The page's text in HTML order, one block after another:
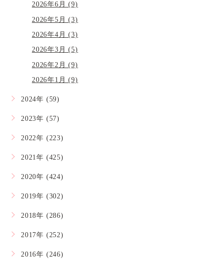
2026年6月 (9)
2026年5月 (3)
2026年4月 (3)
2026年3月 (5)
2026年2月 (9)
2026年1月 (9)
2024年 (59)
2023年 (57)
2022年 (223)
2021年 (425)
2020年 (424)
2019年 (302)
2018年 (286)
2017年 (252)
2016年 (246)